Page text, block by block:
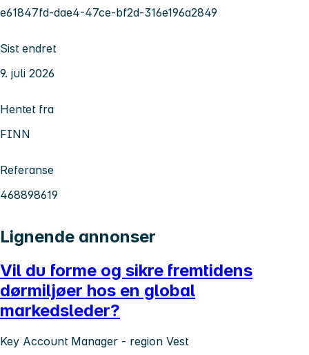
e61847fd-dae4-47ce-bf2d-316e196a2849
Sist endret
9. juli 2026
Hentet fra
FINN
Referanse
468898619
Lignende annonser
Vil du forme og sikre fremtidens
dørmiljøer hos en global
markedsleder?
Key Account Manager - region Vest